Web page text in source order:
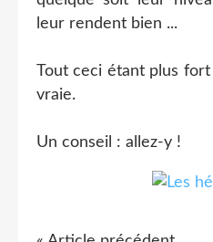
leur rendent bien ...
Tout ceci étant plus
vraie.
Un conseil : allez-y !